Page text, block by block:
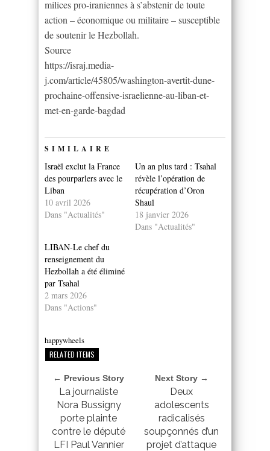
milices pro-iraniennes à s’abstenir de toute
action – économique ou militaire – susceptible
de soutenir le Hezbollah.
Source
https://israj.media-
j.com/article/45805/washington-avertit-dune-
prochaine-offensive-israelienne-au-liban-et-
met-en-garde-bagdad
SIMILAIRE
Israël exclut la France
des pourparlers avec le
Liban
10 avril 2026
Dans "Actualités"
Un an plus tard : Tsahal
révèle l’opération de
récupération d’Oron
Shaul
18 janvier 2026
Dans "Actualités"
LIBAN-Le chef du
renseignement du
Hezbollah a été éliminé
par Tsahal
2 mars 2026
Dans "Actions"
happywheels
RELATED ITEMS
← Previous Story
La journaliste
Nora Bussigny
porte plainte
contre le député
LFI Paul Vannier
Next Story →
Deux
adolescents
radicalisés
soupçonnés d’un
projet d’attaque